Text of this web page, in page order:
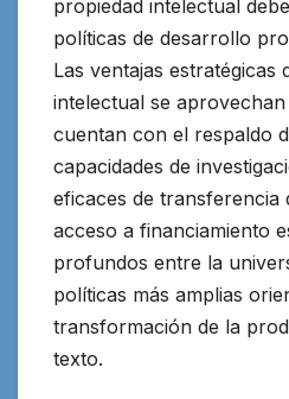
propiedad intelectual
políticas de desarrollo
Las ventajas estratégicas
intelectual se
cuentan con el respaldo
capacidades de
eficaces de transferencia
acceso a financiamiento
profundos entre la
políticas más amplias
transformación de la
texto.